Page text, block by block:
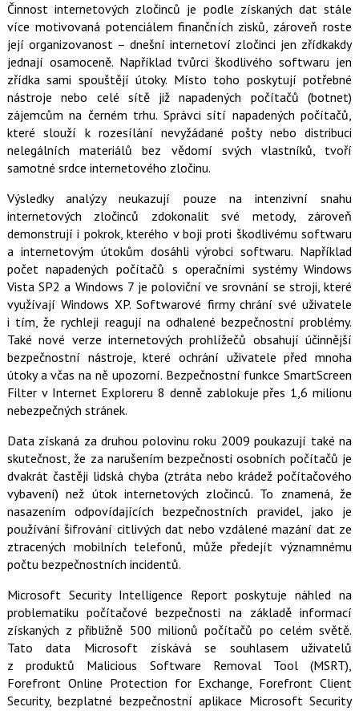
Činnost internetových zločinců je podle získaných dat stále
více motivovaná potenciálem finančních zisků, zároveň roste
její organizovanost – dnešní internetoví zločinci jen zřídkakdy
jednají osamoceně. Například tvůrci škodlivého softwaru jen
zřídka sami spouštějí útoky. Místo toho poskytují potřebné
nástroje nebo celé sítě již napadených počítačů (botnet)
zájemcům na černém trhu. Správci sítí napadených počítačů,
které slouží k rozesílání nevyžádané pošty nebo distribuci
nelegálních materiálů bez vědomí svých vlastníků, tvoří
samotné srdce internetového zločinu.
Výsledky analýzy neukazují pouze na intenzivní snahu
internetových zločinců zdokonalit své metody, zároveň
demonstrují i pokrok, kterého v boji proti škodlivému softwaru
a internetovým útokům dosáhli výrobci softwaru. Například
počet napadených počítačů s operačními systémy Windows
Vista SP2 a Windows 7 je poloviční ve srovnání se stroji, které
využívají Windows XP. Softwarové firmy chrání své uživatele
i tím, že rychleji reagují na odhalené bezpečnostní problémy.
Také nové verze internetových prohlížečů obsahují účinnější
bezpečnostní nástroje, které ochrání uživatele před mnoha
útoky a včas na ně upozorní. Bezpečnostní funkce SmartScreen
Filter v Internet Exploreru 8 denně zablokuje přes 1,6 milionu
nebezpečných stránek.
Data získaná za druhou polovinu roku 2009 poukazují také na
skutečnost, že za narušením bezpečnosti osobních počítačů je
dvakrát častěji lidská chyba (ztráta nebo krádež počítačového
vybavení) než útok internetových zločinců. To znamená, že
nasazením odpovídajících bezpečnostních pravidel, jako je
používání šifrování citlivých dat nebo vzdálené mazání dat ze
ztracených mobilních telefonů, může předejít významnému
počtu bezpečnostních incidentů.
Microsoft Security Intelligence Report poskytuje náhled na
problematiku počítačové bezpečnosti na základě informací
získaných z přibližně 500 milionů počítačů po celém světě.
Tato data Microsoft získává se souhlasem uživatelů
z produktů Malicious Software Removal Tool (MSRT),
Forefront Online Protection for Exchange, Forefront Client
Security, bezplatné bezpečnostní aplikace Microsoft Security